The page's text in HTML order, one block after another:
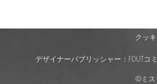
クッ
デザイナーパブリッシャー：FDUTコ
©ミス